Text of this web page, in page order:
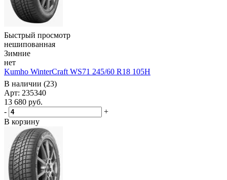
Быстрый просмотр
нешипованная
Зимние
нет
Kumho WinterCraft WS71 245/60 R18 105H
В наличии (23)
Арт: 235340
13 680 руб.
-
+
В корзину